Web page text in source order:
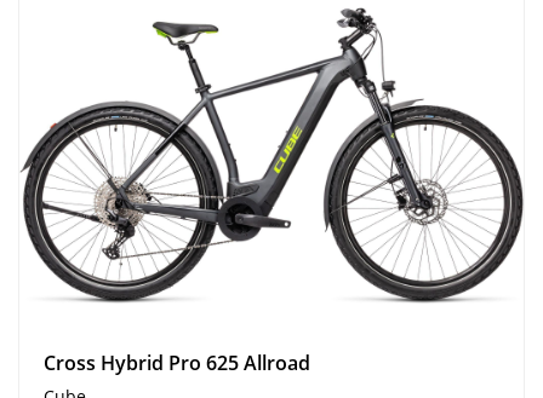
Cross Hybrid Pro 625 Allroad